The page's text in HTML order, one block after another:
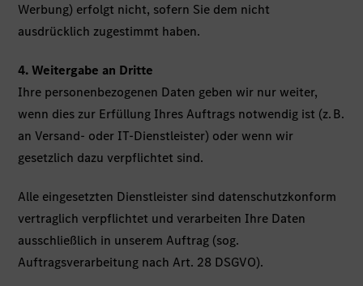
Werbung) erfolgt nicht, sofern Sie dem nicht
ausdrücklich zugestimmt haben.
4. Weitergabe an Dritte
Ihre personenbezogenen Daten geben wir nur weiter,
wenn dies zur Erfüllung Ihres Auftrags notwendig ist (z. B.
an Versand- oder IT-Dienstleister) oder wenn wir
gesetzlich dazu verpflichtet sind.
Alle eingesetzten Dienstleister sind datenschutzkonform
vertraglich verpflichtet und verarbeiten Ihre Daten
ausschließlich in unserem Auftrag (sog.
Auftragsverarbeitung nach Art. 28 DSGVO).